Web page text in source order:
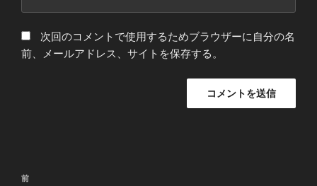
次回のコメントで使用するためブラウザーに自分の名
前、メールアドレス、サイトを保存する。
投
前
前